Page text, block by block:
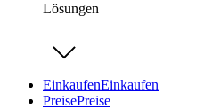
Lösungen
EinkaufenEinkaufen
PreisePreise